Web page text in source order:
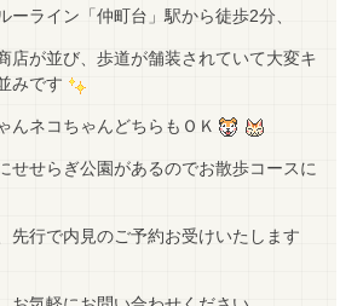
ーライン「仲町台」駅から徒歩2分、
店が並び、歩道が舗装されていて大変キ
みです
んネコちゃんどちらもＯＫ
せせらぎ公園があるのでお散歩コースに
先行で内見のご予約お受けいたします